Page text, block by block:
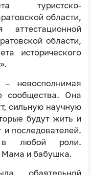
туристско-
области,
аттестационной
области,
исторического
невосполнимая
сообщества. Она
сильную научную
будут жить и
и последователей.
любой роли.
Мама и бабушка.
обаятельной